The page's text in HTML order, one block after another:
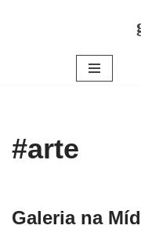
#arte
Galeria na